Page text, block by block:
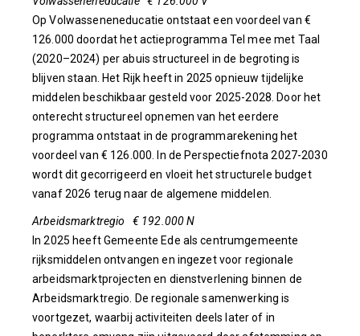
Op Volwasseneneducatie ontstaat een voordeel van €
126.000 doordat het actieprogramma Tel mee met Taal
(2020–2024) per abuis structureel in de begroting is
blijven staan. Het Rijk heeft in 2025 opnieuw tijdelijke
middelen beschikbaar gesteld voor 2025-2028. Door het
onterecht structureel opnemen van het eerdere
programma ontstaat in de programmarekening het
voordeel van € 126.000. In de Perspectiefnota 2027-2030
wordt dit gecorrigeerd en vloeit het structurele budget
vanaf 2026 terug naar de algemene middelen.
Arbeidsmarktregio € 192.000 N
In 2025 heeft Gemeente Ede als centrumgemeente
rijksmiddelen ontvangen en ingezet voor regionale
arbeidsmarktprojecten en dienstverlening binnen de
Arbeidsmarktregio. De regionale samenwerking is
voortgezet, waarbij activiteiten deels later of in